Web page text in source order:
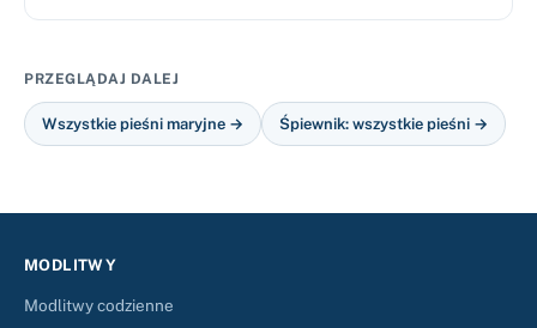
PRZEGLĄDAJ DALEJ
Wszystkie pieśni maryjne → Śpiewnik: wszystkie pieśni →
MODLITWY
Modlitwy codzienne